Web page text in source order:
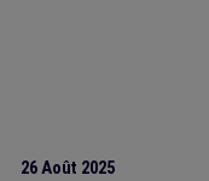
26 Août 2025